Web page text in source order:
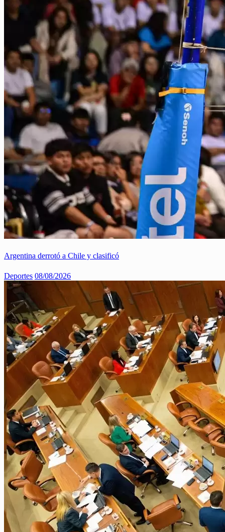
Argentina derrotó a Chile y clasificó
Deportes 08/08/2026